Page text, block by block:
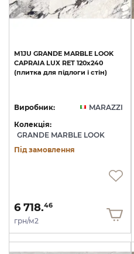
M1JU GRANDE MARBLE LOOK
CAPRAIA LUX RET 120х240
(плитка для підлоги і стін)
Виробник:
MARAZZI
Колекція:
GRANDE MARBLE LOOK
Під замовлення
6 718.46
грн/м2